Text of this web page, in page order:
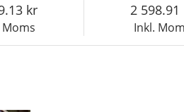
Moms Inkl.
2 598.91